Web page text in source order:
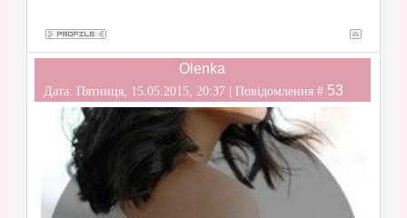
Olenka
Дата: Пятниця, 15.05.2015, 20:37 | Повідомлення # 53